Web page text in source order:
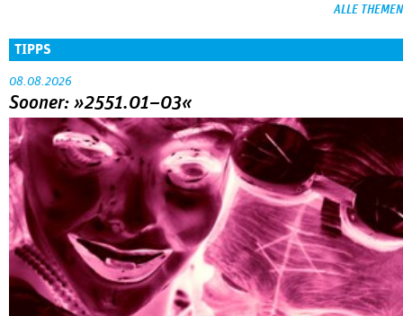
ALLE THEMEN
TIPPS
08.08.2026
Sooner: »2551.01–03«